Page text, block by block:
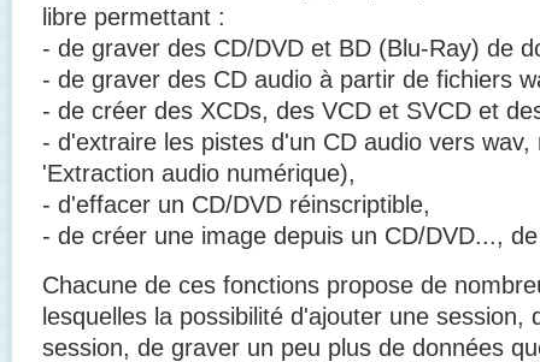
libre permettant :
- de graver des CD/DVD et BD (Blu-Ray) de
- de graver des CD audio à partir de fichiers
- de créer des XCDs, des VCD et SVCD et
- d'extraire les pistes d'un CD audio vers
'Extraction audio numérique),
- d'effacer un CD/DVD réinscriptible,
- de créer une image depuis un CD/DVD...,
Chacune de ces fonctions propose de
lesquelles la possibilité d'ajouter une session,
session, de graver un peu plus de données